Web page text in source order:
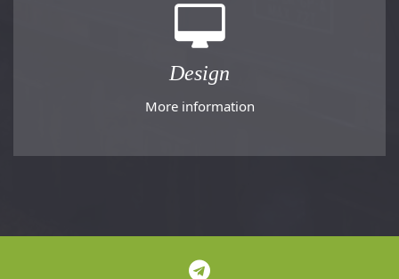
Design
More information